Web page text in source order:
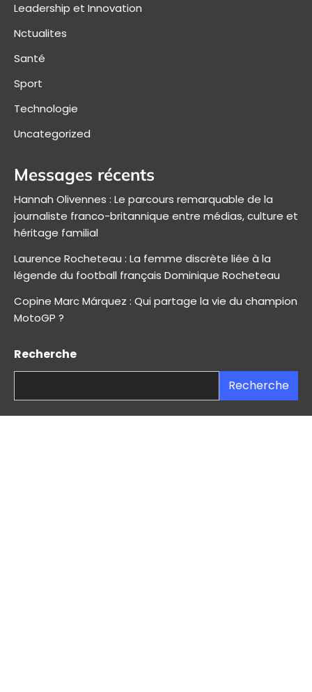
Leadership et Innovation
Nctualites
Santé
Sport
Technologie
Uncategorized
Messages récents
Hannah Olivennes : Le parcours remarquable de la
journaliste franco-britannique entre médias, culture et
héritage familial
Laurence Rocheteau : La femme discrète liée à la
légende du football français Dominique Rocheteau
Copine Marc Márquez : Qui partage la vie du champion
MotoGP ?
Recherche
Recherche